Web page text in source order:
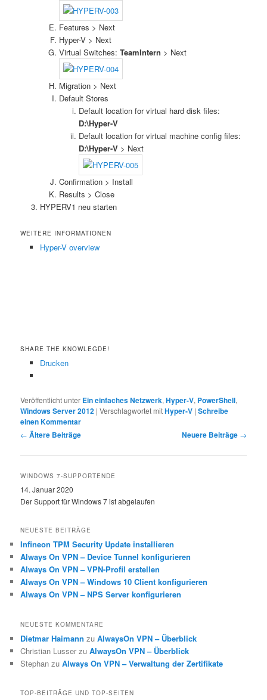
Features > Next
Hyper-V > Next
Virtual Switches:TeamIntern > Next
Migration > Next
Default Stores
Default location for virtual hard disk files:
D:\Hyper-V
Default location for virtual machine config files:
D:\Hyper-V> Next
Confirmation > Install
Results > Close
HYPERV1 neu starten
WEITERE INFORMATIONEN
Hyper-V overview
SHARE THE KNOWLEGDE!
Drucken
Veröffentlicht unter Ein einfaches Netzwerk,Hyper-V, PowerShell,
Windows Server 2012 |Verschlagwortet mitHyper-V |Schreibe
einen Kommentar
Beitragsnavigation
← Ältere Beiträge Neuere Beiträge →
WINDOWS 7-SUPPORTENDE
14. Januar 2020
Der Support für Windows 7 ist abgelaufen
NEUESTE BEITRÄGE
Infineon TPM Security Update installieren
Always On VPN – Device Tunnel konfigurieren
Always On VPN – VPN-Profil erstellen
Always On VPN – Windows 10 Client konfigurieren
Always On VPN – NPS Server konfigurieren
NEUESTE KOMMENTARE
Dietmar Haimann zuAlwaysOn VPN – Überblick
Christian Lusser zuAlwaysOn VPN – Überblick
Stephan zuAlways On VPN – Verwaltung der Zertifikate
TOP-BEITRÄGE UND TOP-SEITEN